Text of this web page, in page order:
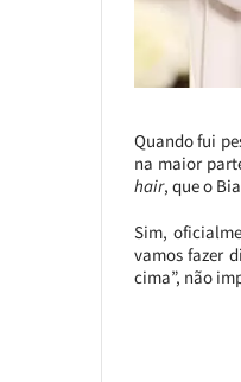
Quando fui
na maior
hair, que o
Sim,
vamos fazer
cima”, não